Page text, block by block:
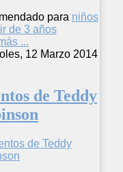
para niños
de 3 años
...
12 Marzo 2014
de Teddy